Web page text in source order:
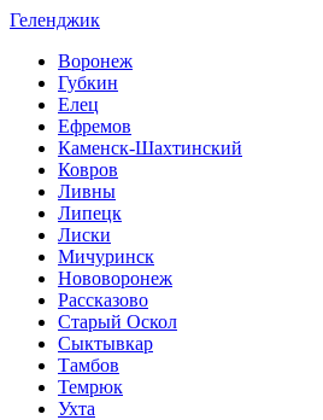
Геленджик
Воронеж
Губкин
Елец
Ефремов
Каменск-Шахтинский
Ковров
Ливны
Липецк
Лиски
Мичуринск
Нововоронеж
Рассказово
Старый Оскол
Сыктывкар
Тамбов
Темрюк
Ухта